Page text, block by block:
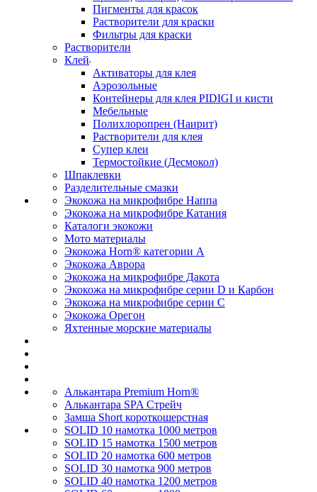
Пигменты для красок
Растворители для краски
Фильтры для краски
Растворители
Клей
Активаторы для клея
Аэрозольные
Контейнеры для клея PIDIGI и кисти
Мебельные
Полихлоропрен (Наирит)
Растворители для клея
Супер клеи
Термостойкие (Десмокол)
Шпаклевки
Разделительные смазки
Экокожа на микрофибре Наппа
Экокожа на микрофибре Катания
Каталоги экокожи
Мото материалы
Экокожа Horn® категории A
Экокожа Аврора
Экокожа на микрофибре Дакота
Экокожа на микрофибре серии D и Карбон
Экокожа на микрофибре серии С
Экокожа Орегон
Яхтенные морские материалы
Алькантара Premium Horn®
Алькантара SPA Стрейч
Замша Short короткошерстная
SOLID 10 намотка 1000 метров
SOLID 15 намотка 1500 метров
SOLID 20 намотка 600 метров
SOLID 30 намотка 900 метров
SOLID 40 намотка 1200 метров